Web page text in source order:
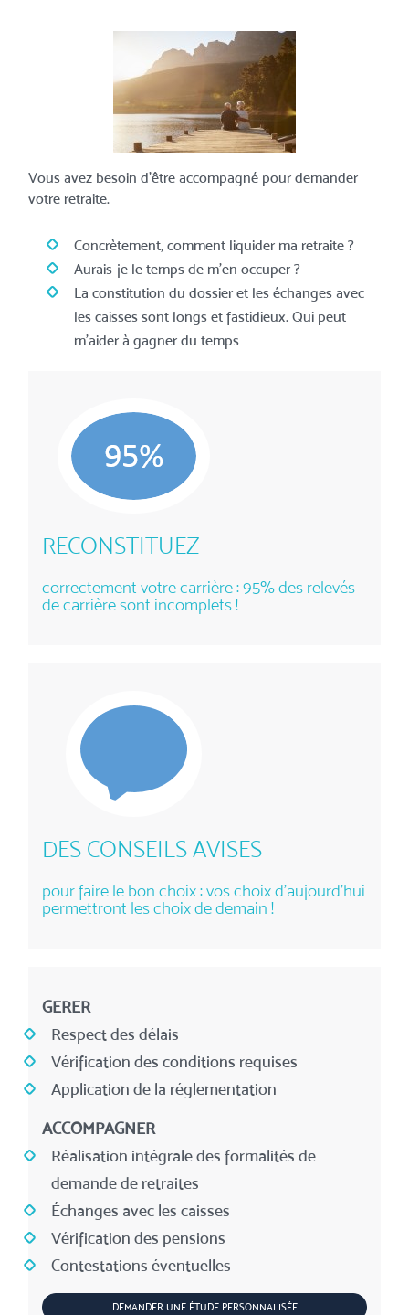
Vous avez besoin d’être accompagné pour demander
votre retraite.
Concrètement, comment liquider ma retraite ?
Aurais-je le temps de m’en occuper ?
La constitution du dossier et les échanges avec
les caisses sont longs et fastidieux. Qui peut
m’aider à gagner du temps
RECONSTITUEZ
correctement votre carrière : 95% des relevés
de carrière sont incomplets !
DES CONSEILS AVISES
pour faire le bon choix : vos choix d'aujourd'hui
permettront les choix de demain !
GERER
Respect des délais
Vérification des conditions requises
Application de la réglementation
ACCOMPAGNER
Réalisation intégrale des formalités de
demande de retraites
Échanges avec les caisses
Vérification des pensions
Contestations éventuelles
DEMANDER UNE ÉTUDE PERSONNALISÉE